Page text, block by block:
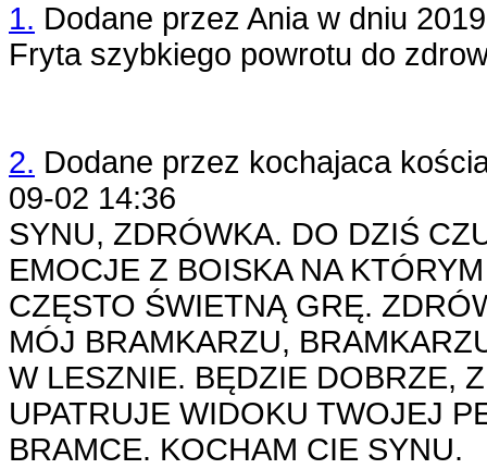
1. Dodane przez Aniaw dniu
Fryta szybkiego powrotu do
2. Dodane przez kochajaca
09-02 14:36
SYNU, ZDRÓWKA. DO DZIŚ
EMOCJE Z BOISKA NA
CZĘSTO ŚWIETNĄ GRĘ.
MÓJ BRAMKARZU,
W LESZNIE. BĘDZIE DOBRZE,
UPATRUJE WIDOKU TWOJEJ
BRAMCE. KOCHAM CIE SYNU.